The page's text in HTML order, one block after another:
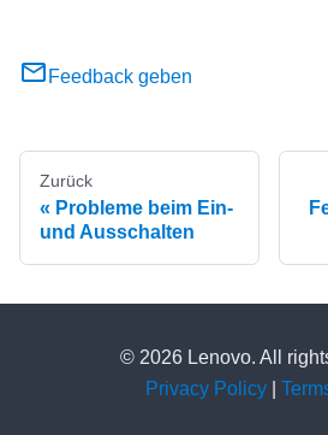
Feedback geben
Zurück
Probleme beim Ein‑
und Ausschalten
© 2026 Lenovo. All
Privacy Policy